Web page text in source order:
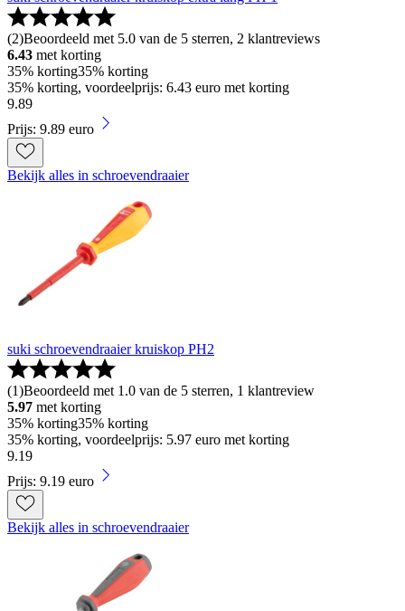
(2)Beoordeeld met 5.0 van de 5 sterren, 2 klantreviews
6.43 met korting
35% korting35% korting
35% korting, voordeelprijs: 6.43 euro met korting
9.89
Prijs: 9.89 euro
Bekijk alles in schroevendraaier
suki schroevendraaier kruiskop PH2
(1)Beoordeeld met 1.0 van de 5 sterren, 1 klantreview
5.97 met korting
35% korting35% korting
35% korting, voordeelprijs: 5.97 euro met korting
9.19
Prijs: 9.19 euro
Bekijk alles in schroevendraaier